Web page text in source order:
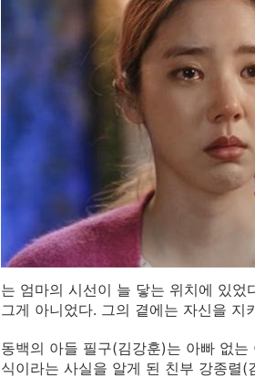
는 엄마의 시선이 늘 닿는 위치에 있
그게 아니었다. 그의 곁에는 자신을
동백의 아들 필구(김강훈)는 아빠 없
식이라는 사실을 알게 된 친부 강종렬